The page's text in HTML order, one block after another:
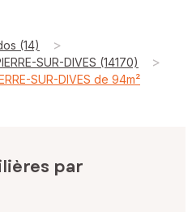
(14) >
SUR-DIVES (14170) >
SUR-DIVES de 94m²
par